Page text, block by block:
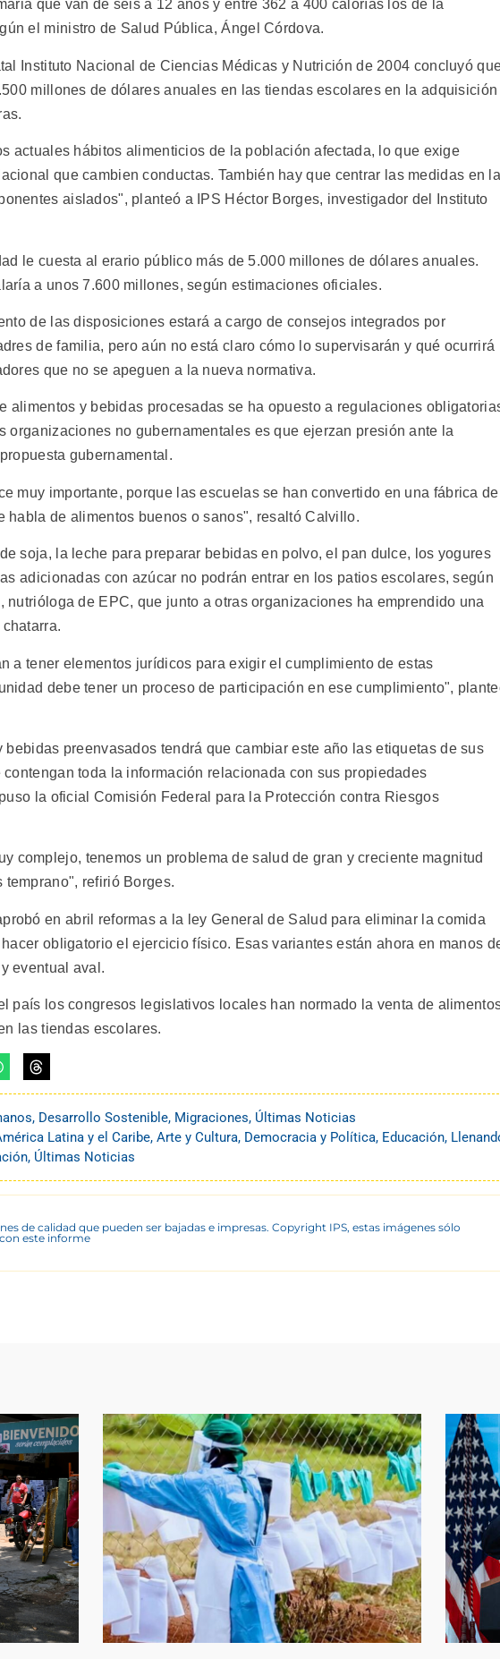
que van de seis a 12 años y entre 362 a 400 calorías los de la
el ministro de Salud Pública, Ángel Córdova.
Instituto Nacional de Ciencias Médicas y Nutrición de 2004 concluyó
millones de dólares anuales en las tiendas escolares en la adquisición
actuales hábitos alimenticios de la población afectada, lo que exige
que cambien conductas. También hay que centrar las medidas en
aislados", planteó a IPS Héctor Borges, investigador del Instituto
le cuesta al erario público más de 5.000 millones de dólares anuales.
a unos 7.600 millones, según estimaciones oficiales.
de las disposiciones estará a cargo de consejos integrados por
de familia, pero aún no está claro cómo lo supervisarán y qué ocurrirá
que no se apeguen a la nueva normativa.
alimentos y bebidas procesadas se ha opuesto a regulaciones
organizaciones no gubernamentales es que ejerzan presión ante la
gubernamental.
muy importante, porque las escuelas se han convertido en una fábrica de
habla de alimentos buenos o sanos", resaltó Calvillo.
soja, la leche para preparar bebidas en polvo, el pan dulce, los yogures
adicionadas con azúcar no podrán entrar en los patios escolares, según
nutrióloga de EPC, que junto a otras organizaciones ha emprendido una
a tener elementos jurídicos para exigir el cumplimiento de estas
debe tener un proceso de participación en ese cumplimiento",
bebidas preenvasados tendrá que cambiar este año las etiquetas de sus
toda la información relacionada con sus propiedades
la oficial Comisión Federal para la Protección contra Riesgos
complejo, tenemos un problema de salud de gran y creciente magnitud
temprano", refirió Borges.
en abril reformas a la ley General de Salud para eliminar la comida
obligatorio el ejercicio físico. Esas variantes están ahora en manos
eventual aval.
país los congresos legislativos locales han normado la venta de
las tiendas escolares.
, Desarrollo Sostenible, Migraciones, Últimas Noticias
Latina y el Caribe, Arte y Cultura, Democracia y Política, Educación,
, Últimas Noticias
de calidad que pueden ser bajadas e impresas. Copyright IPS, estas imágenes sólo
este informe